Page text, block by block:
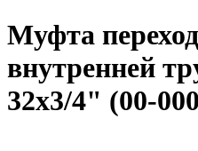
Муфта
внутренней
32х3/4" (00-